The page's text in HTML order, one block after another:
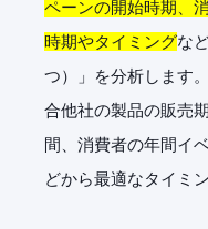
ペーンの開始時期、
時期やタイミングな
つ）」を分析します
合他社の製品の販売
間、消費者の年間イ
どから最適なタイミ